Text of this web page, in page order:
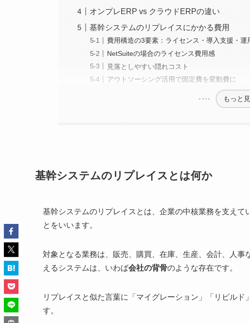
オンプレERP vs クラウドERPの違い
基幹システムのリプレイスにかかる費用
費用構造の3要素：ライセンス・導入支援・運
NetSuiteの場合のライセンス費用感
見落としやすい隠れコスト
アウトソーシング活用で固定費を変動費に
もっと
基幹システムのリプレイスとは何か
基幹システムのリプレイスとは、企業の中核業務を支えて
とをいいます。
対象となる業務は、販売、購買、在庫、生産、会計、人
えるシステムは、いわば会社の背骨のような存在です。
リプレイスと似た言葉に「マイグレーション」「リビル
す。